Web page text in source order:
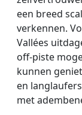
een breed
verkennen.
Vallées
off-piste
kunnen
en
met